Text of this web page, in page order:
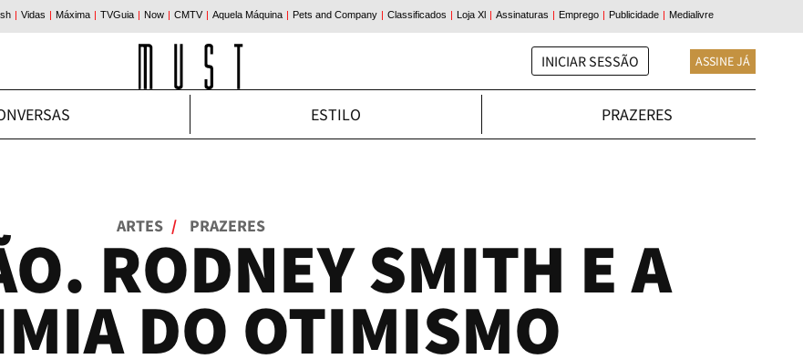
INICIAR SESSÃO ASSINE JÁ
ESTILO PRAZERES
ARTES / PRAZERES
RODNEY SMITH E A
DO OTIMISMO